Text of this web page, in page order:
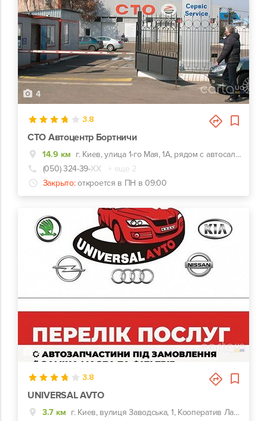
4
3.8
СТО Автоцентр Бортничи
14.9 км
г. Киев, улица 1-го Мая, 1А, рядом с автосалоном
(050) 324-39-ХХ
+ еще 2
Закрыто: откроется в ПН в 09:00
10
3.8
UNIVERSAL AVTO
3.7 км
г. Киев, вулиця Заводська, 1, Кооператив Лада «біля прохідної Шинного заводу